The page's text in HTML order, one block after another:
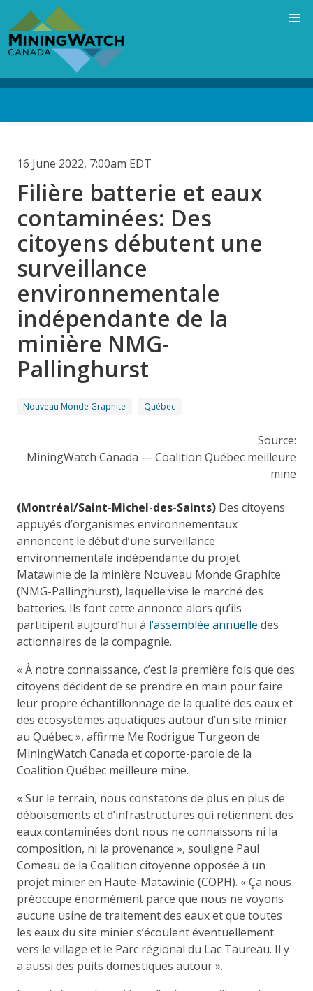
main
content
16 June 2022, 7:00am EDT
Filière batterie et eaux
contaminées: Des
citoyens débutent une
surveillance
environnementale
indépendante de la
minière NMG-
Pallinghurst
Nouveau Monde Graphite Québec
Source:
MiningWatch Canada — Coalition Québec meilleure
mine
(Montréal/Saint-Michel-des-Saints) Des citoyens
appuyés d’organismes environnementaux
annoncent le début d’une surveillance
environnementale indépendante du projet
Matawinie de la minière Nouveau Monde Graphite
(NMG-Pallinghurst), laquelle vise le marché des
batteries. Ils font cette annonce alors qu’ils
participent aujourd’hui à l’assemblée annuelle des
actionnaires de la compagnie.
« À notre connaissance, c’est la première fois que des
citoyens décident de se prendre en main pour faire
leur propre échantillonnage de la qualité des eaux et
des écosystèmes aquatiques autour d’un site minier
au Québec », affirme Me Rodrigue Turgeon de
MiningWatch Canada et coporte-parole de la
Coalition Québec meilleure mine.
« Sur le terrain, nous constatons de plus en plus de
déboisements et d’infrastructures qui retiennent des
eaux contaminées dont nous ne connaissons ni la
composition, ni la provenance », souligne Paul
Comeau de la Coalition citoyenne opposée à un
projet minier en Haute-Matawinie (COPH). « Ça nous
préoccupe énormément parce que nous ne voyons
aucune usine de traitement des eaux et que toutes
les eaux du site minier s’écoulent éventuellement
vers le village et le Parc régional du Lac Taureau. Il y
a aussi des puits domestiques autour ».